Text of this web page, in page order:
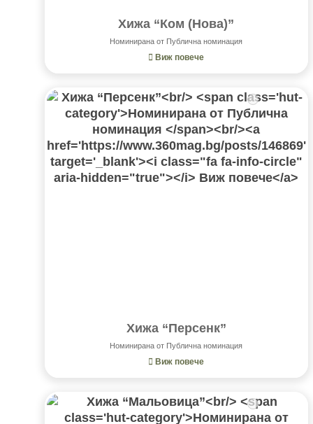
Хижа “Ком (Нова)”
Номинирана от Публична номинация
Виж повече
Хижа “Персенк”
Номинирана от Публична номинация
Виж повече